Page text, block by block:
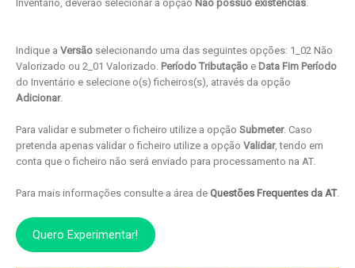
Inventário, deverão selecionar a opção Não possuo existências.
Indique a Versão selecionando uma das seguintes opções: 1_02 Não
Valorizado ou 2_01 Valorizado. Período Tributação e Data Fim Período
do Inventário e selecione o(s) ficheiros(s), através da opção
Adicionar.
Para validar e submeter o ficheiro utilize a opção Submeter. Caso
pretenda apenas validar o ficheiro utilize a opção Validar, tendo em
conta que o ficheiro não será enviado para processamento na AT.
Para mais informações consulte a área de Questões Frequentes da AT.
Quero Experimentar!